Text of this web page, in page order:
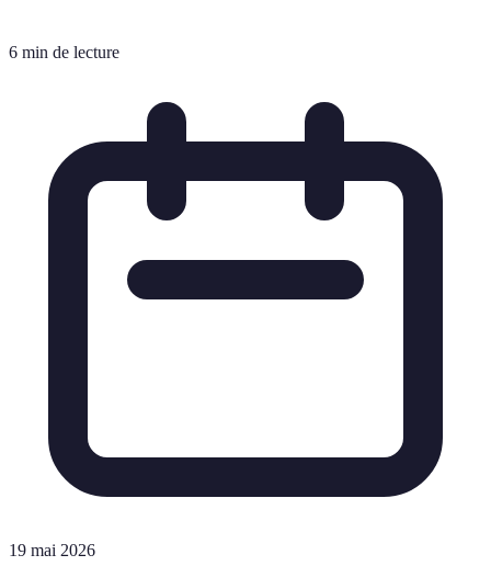
6 min de lecture
19 mai 2026